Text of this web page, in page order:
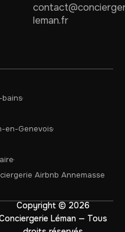
leman.fr
bains
en-Genevois
Airbnb Annemasse
Copyright © 2026
Léman — Tous